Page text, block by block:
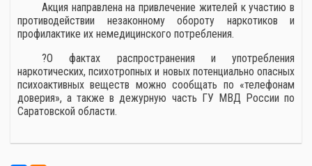
Акция направлена на привлечение жителей к участию в
противодействии незаконному обороту наркотиков и
профилактике их немедицинского потребления.
?О фактах распространения и употребления
наркотических, психотропных и новых потенциально опасных
психоактивных веществ можно сообщать по «телефонам
доверия», а также в дежурную часть ГУ МВД России по
Саратовской области.